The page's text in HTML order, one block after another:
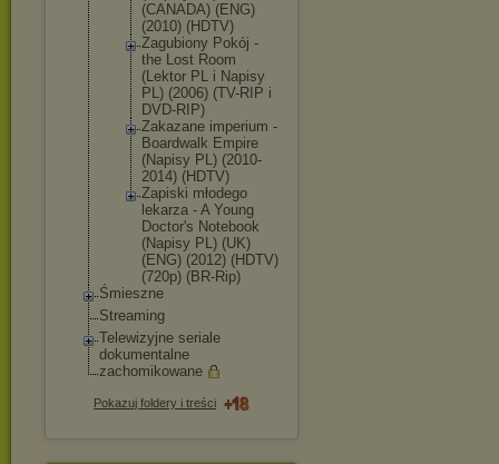
(CANADA) (ENG)
(2010) (HDTV)
Zagubiony Pokój -
the Lost Room
(Lektor PL i Napisy
PL) (2006) (TV-RIP i
DVD-RIP)
Zakazane imperium -
Boardwalk Empire
(Napisy PL) (2010-
2014) (HDTV)
Zapiski młodego
lekarza - A Young
Doctor's Notebook
(Napisy PL) (UK)
(ENG) (2012) (HDTV)
(720p) (BR-Rip)
Śmieszne
Streaming
Telewizyjne seriale
dokumentalne
zachomikowane
Pokazuj foldery i treści